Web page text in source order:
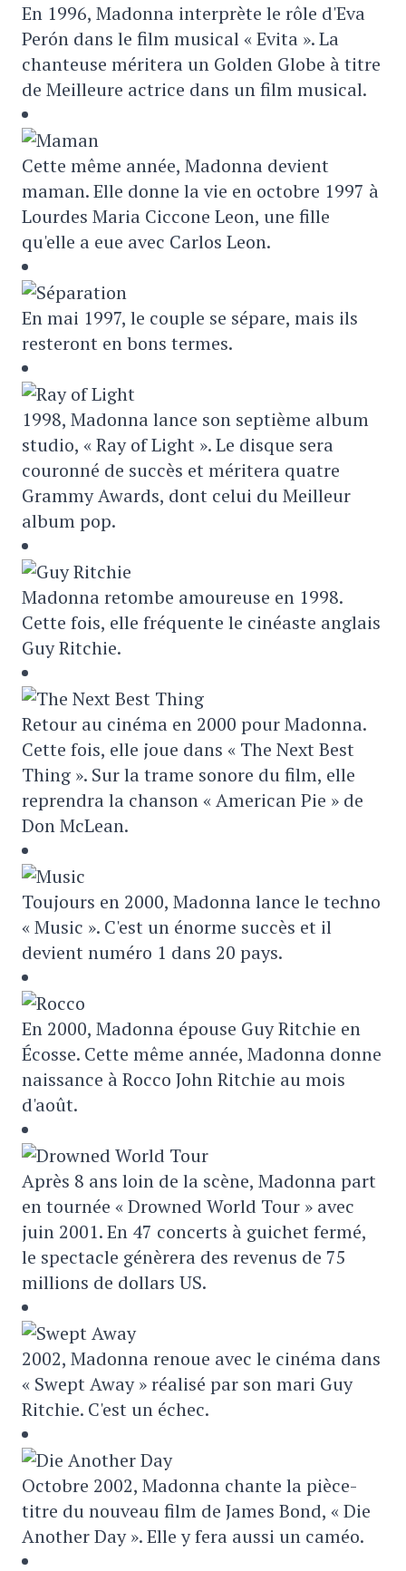
En 1996, Madonna interprète le rôle d'Eva
Perón dans le film musical « Evita ». La
chanteuse méritera un Golden Globe à titre
de Meilleure actrice dans un film musical.
Cette même année, Madonna devient
maman. Elle donne la vie en octobre 1997 à
Lourdes Maria Ciccone Leon, une fille
qu'elle a eue avec Carlos Leon.
En mai 1997, le couple se sépare, mais ils
resteront en bons termes.
1998, Madonna lance son septième album
studio, « Ray of Light ». Le disque sera
couronné de succès et méritera quatre
Grammy Awards, dont celui du Meilleur
album pop.
Madonna retombe amoureuse en 1998.
Cette fois, elle fréquente le cinéaste anglais
Guy Ritchie.
Retour au cinéma en 2000 pour Madonna.
Cette fois, elle joue dans « The Next Best
Thing ». Sur la trame sonore du film, elle
reprendra la chanson « American Pie » de
Don McLean.
Toujours en 2000, Madonna lance le techno
« Music ». C'est un énorme succès et il
devient numéro 1 dans 20 pays.
En 2000, Madonna épouse Guy Ritchie en
Écosse. Cette même année, Madonna donne
naissance à Rocco John Ritchie au mois
d'août.
Après 8 ans loin de la scène, Madonna part
en tournée « Drowned World Tour » avec
juin 2001. En 47 concerts à guichet fermé,
le spectacle génèrera des revenus de 75
millions de dollars US.
2002, Madonna renoue avec le cinéma dans
« Swept Away » réalisé par son mari Guy
Ritchie. C'est un échec.
Octobre 2002, Madonna chante la pièce-
titre du nouveau film de James Bond, « Die
Another Day ». Elle y fera aussi un caméo.